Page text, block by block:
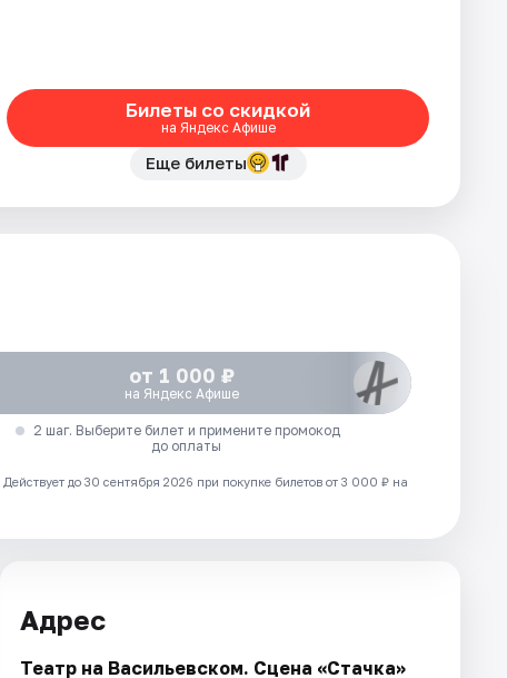
Билеты со скидкой
на Яндекс Афише
Еще билеты
от 1 000 ₽
на Яндекс Афише
2 шаг. Выберите билет и примените промокод
до оплаты
Действует до 30 сентября 2026 при покупке билетов от 3 000 ₽ на
Адрес
Театр на Васильевском. Сцена «Стачка»